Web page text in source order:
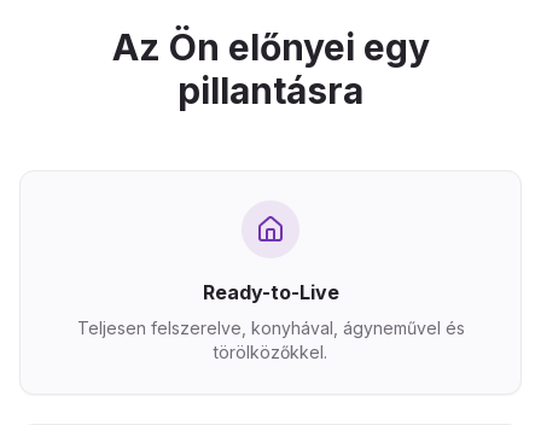
Az Ön előnyei egy
pillantásra
Ready-to-Live
Teljesen felszerelve, konyhával, ágyneművel és
törölközőkkel.